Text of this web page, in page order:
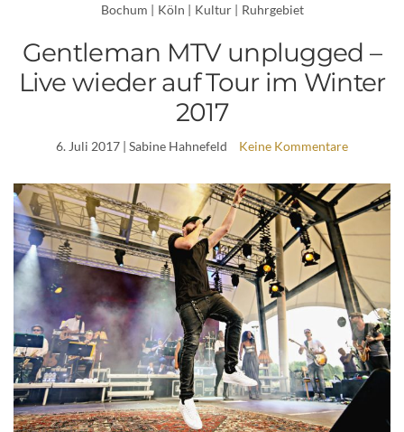
Bochum | Köln | Kultur | Ruhrgebiet
Gentleman MTV unplugged –
Live wieder auf Tour im Winter
2017
6. Juli 2017 | Sabine Hahnefeld Keine Kommentare